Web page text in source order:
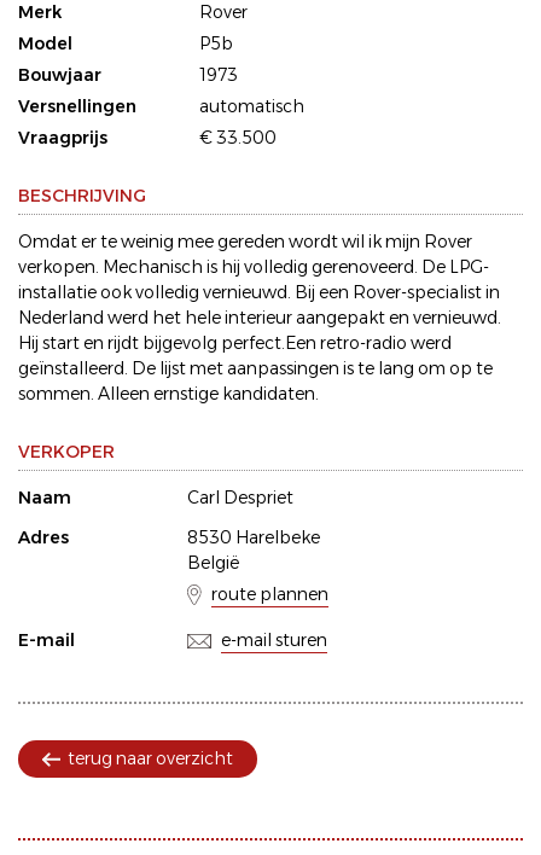
Merk
Rover
Model
P5b
Bouwjaar
1973
Versnellingen
automatisch
Vraagprijs
€ 33.500
BESCHRIJVING
Omdat er te weinig mee gereden wordt wil ik mijn Rover
verkopen. Mechanisch is hij volledig gerenoveerd. De LPG-
installatie ook volledig vernieuwd. Bij een Rover-specialist in
Nederland werd het hele interieur aangepakt en vernieuwd.
Hij start en rijdt bijgevolg perfect.Een retro-radio werd
geïnstalleerd. De lijst met aanpassingen is te lang om op te
sommen. Alleen ernstige kandidaten.
VERKOPER
Naam
Carl Despriet
Adres
8530 Harelbeke
België
route plannen
E-mail e-mail sturen
terug naar overzicht